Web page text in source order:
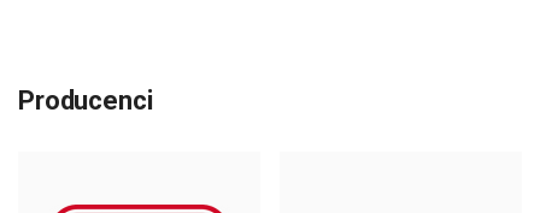
Producenci